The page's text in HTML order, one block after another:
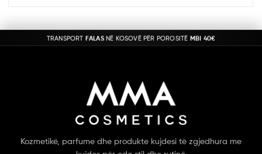
Kozmetikë, parfume dhe produkte kujdesi të zgjedhura me
TRANSPORT FALASNË KOSOVË PËR POROSITË MBI 40€